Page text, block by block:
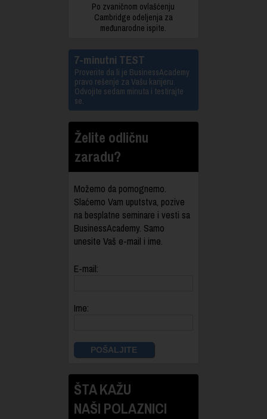
Po zvaničnom ovlašćenju
Cambridge odeljenja za
međunarodne ispite.
7-minutni TEST
Proverite da li je BusinessAcademy
pravo rešenje za Vašu karijeru.
Odvojite sedam minuta i testirajte
se.
Želite odličnu
zaradu?
Možemo da pomognemo.
Slaćemo Vam uputstva, pozive
na besplatne seminare i vesti sa
BusinessAcademy. Samo
unesite Vaš e-mail i ime.
E-mail:
Ime:
ŠTA KAŽU
NAŠI POLAZNICI